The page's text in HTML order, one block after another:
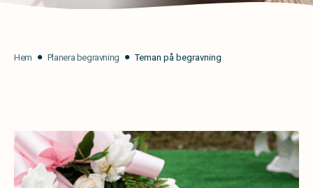
Hem Planera begravning Teman på begravning